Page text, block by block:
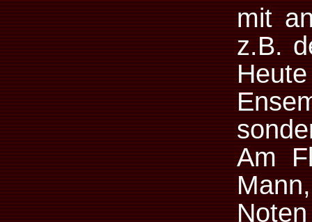
mit
z.B.
Am